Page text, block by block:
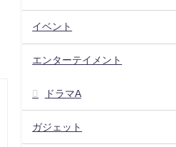
イベント
エンターテイメント
ドラマA
ガジェット